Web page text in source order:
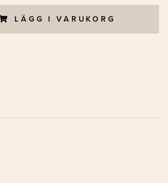
LÄGG I VARUKORG